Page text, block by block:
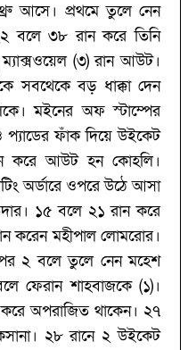
আসে। প্রথমে তুলে নেন
বলে ৩৮ রান করে তিনি
(৩)‌ রান আউট।
সবথেকে বড় ধাক্কা দেন
মইনের অফ স্টাম্পের
ফাঁক দিয়ে উইকেট
করে আউট হন কোহলি।
অর্ডারে ওপরে উঠে আসা
১৫ বলে ২১ রান করে
মহীপাল লোমরোর।
২ বলে তুলে নেন মহেশ
ফেরান শাহবাজকে (‌১)‌।
অপরাজিত থাকেন। ২৭
২৮ রানে ২ উইকেট